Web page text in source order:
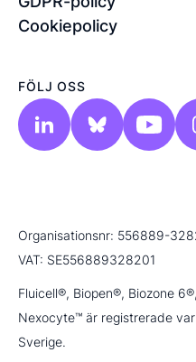
Cookiepolicy
FÖLJ OSS
Organisationsnr: 556889-
VAT: SE556889328201
Fluicell®, Biopen®, Biozone
Nexocyte™ är registrerade
Sverige.